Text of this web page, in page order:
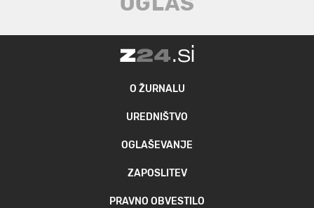
O ŽURNALU
UREDNIŠTVO
OGLAŠEVANJE
ZAPOSLITEV
PRAVNO OBVESTILO